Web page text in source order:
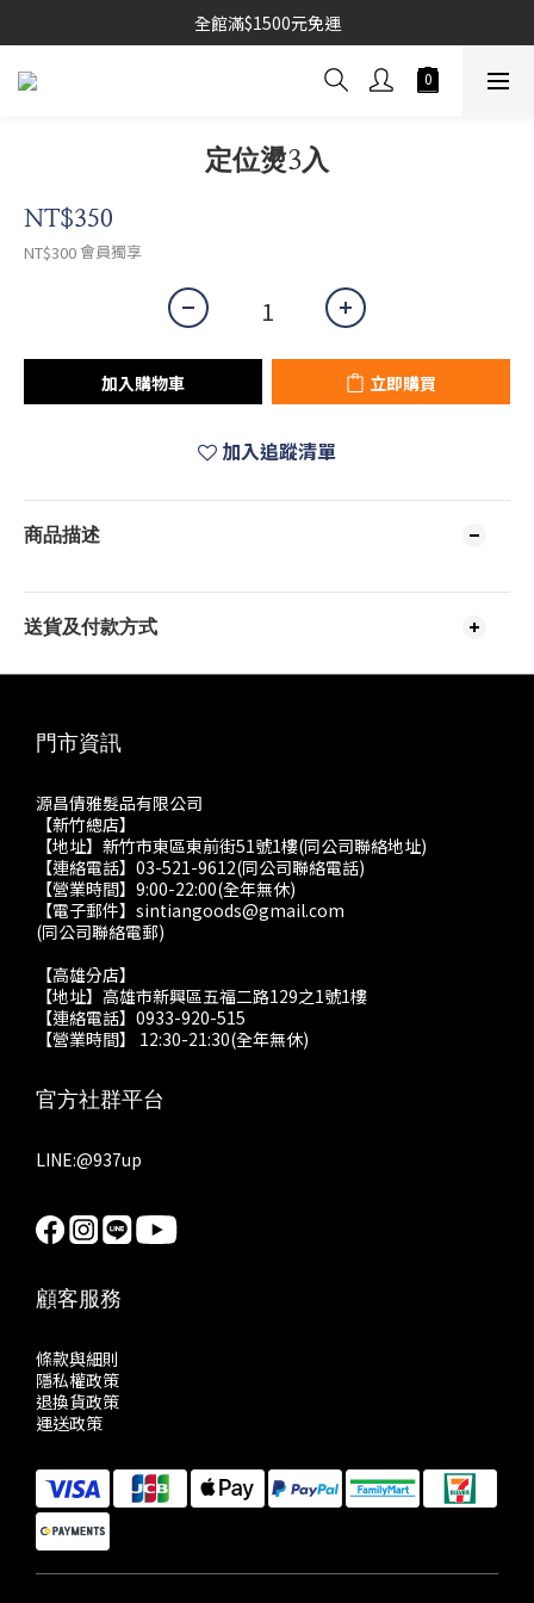
全館滿$1500元免運
定位燙3入
NT$350
NT$300會員獨享
加入購物車 立即購買
加入追蹤清單
商品描述
送貨及付款方式
門市資訊
源昌倩雅髮品有限公司
【新竹總店】
【地址】新竹市東區東前街51號1樓(同公司聯絡地址)
【連絡電話】03-521-9612(同公司聯絡電話)
【營業時間】9:00-22:00(全年無休)
【電子郵件】sintiangoods@gmail.com
(同公司聯絡電郵)
【高雄分店】
【地址】高雄市新興區五福二路129之1號1樓
【連絡電話】0933-920-515
【營業時間】 12:30-21:30(全年無休)
官方社群平台
LINE:@937up
顧客服務
條款與細則
隱私權政策
退換貨政策
運送政策